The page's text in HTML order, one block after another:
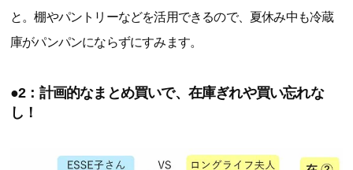
と。棚やパントリーなどを活用できるので、夏休み中も冷蔵
庫がパンパンにならずにすみます。
●2：計画的なまとめ買いで、在庫ぎれや買い忘れな
し！